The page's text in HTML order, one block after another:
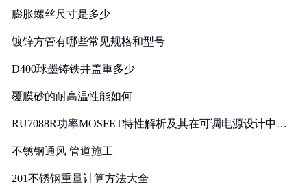
膨胀螺丝尺寸是多少
镀锌方管有哪些常见规格和型号
D400球墨铸铁井盖重多少
覆膜砂的耐高温性能如何
RU7088R功率MOSFET特性解析及其在可调电源设计中的
不锈钢通风 管道施工
201不锈钢重量计算方法大全